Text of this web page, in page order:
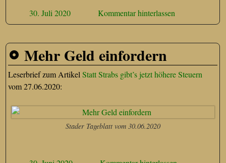
30. Juli 2020 Kommentar hinterlassen
Mehr Geld einfordern
Leserbrief zum ArtikelStatt Strabs gibt’s jetzt höhere Steuern
vom 27.06.2020:
Stader Tageblatt vom 30.06.2020